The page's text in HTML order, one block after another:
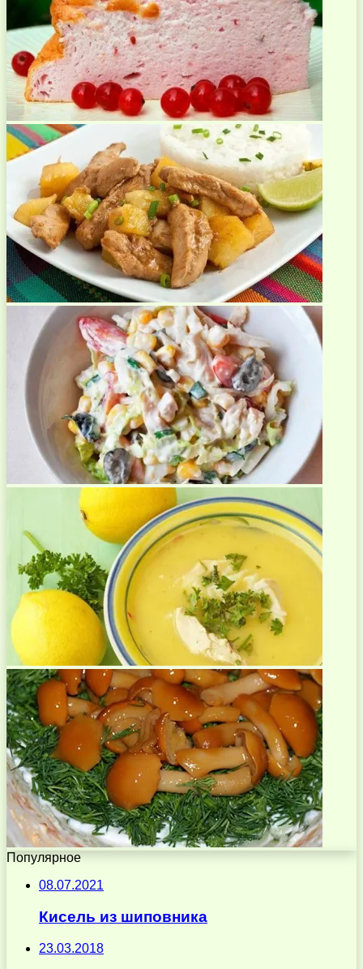
Популярное
08.07.2021
Кисель из шиповника
23.03.2018